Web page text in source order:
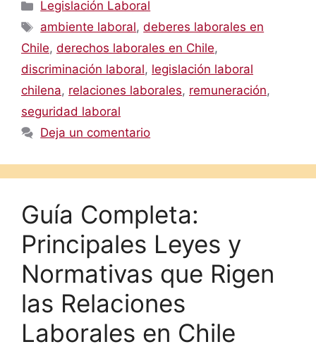
Categorías
Legislación Laboral
Etiquetas
ambiente laboral,deberes laborales en
Chile, derechos laborales en Chile,
discriminación laboral, legislación laboral
chilena, relaciones laborales, remuneración,
seguridad laboral
Deja un comentario
Guía Completa:
Principales Leyes y
Normativas que Rigen
las Relaciones
Laborales en Chile